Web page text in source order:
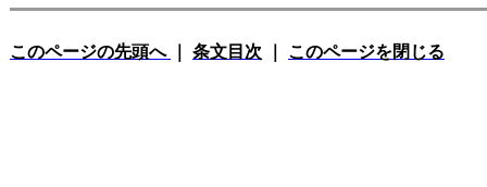
このページの先頭へ 条文目次 このページを閉じる